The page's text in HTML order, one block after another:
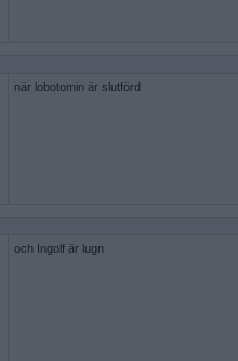
när lobotomin är slutförd
och Ingolf är lugn